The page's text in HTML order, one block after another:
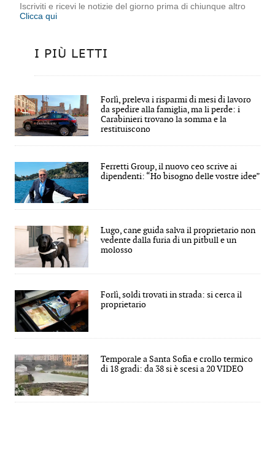
Iscriviti e ricevi le notizie del giorno prima di chiunque altro
Clicca qui
I PIÙ LETTI
Forlì, preleva i risparmi di mesi di lavoro
da spedire alla famiglia, ma li perde: i
Carabinieri trovano la somma e la
restituiscono
Ferretti Group, il nuovo ceo scrive ai
dipendenti: “Ho bisogno delle vostre idee”
Lugo, cane guida salva il proprietario non
vedente dalla furia di un pitbull e un
molosso
Forlì, soldi trovati in strada: si cerca il
proprietario
Temporale a Santa Sofia e crollo termico
di 18 gradi: da 38 si è scesi a 20 VIDEO